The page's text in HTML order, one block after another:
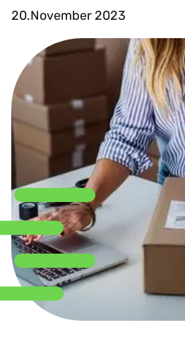
20.November 2023